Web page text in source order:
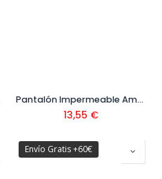
Pantalón Impermeable Amarillo Ref. 288PAFYF
13,55 €
Envío Gratis +60€